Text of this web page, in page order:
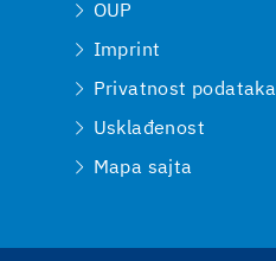
OUP
Imprint
Privatnost podataka
Usklađenost
Mapa sajta